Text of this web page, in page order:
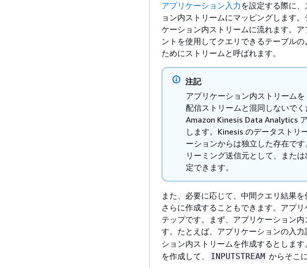
アプリケーション入力 を設定する際に
ョン内ストリームにマッピングします
ケーション内ストリームに流れます。
ントを使用してクエリできるテーブル
ためにストリームと呼ばれます。
注記
アプリケーション内ストリーム
配信ストリームと混同しないで
Amazon Kinesis Data Analytics
します。Kinesis のデータストリ
ーションからは独立した存在で
リーミング送信元として、また
定できます。
また、必要に応じて、中間クエリ結果
さらに作成することもできます。アプ
テップです。まず、アプリケーション
す。たとえば、アプリケーションの入
ション内ストリームを作成するとしま
を作成して、
INPUTSTREAM からそこ